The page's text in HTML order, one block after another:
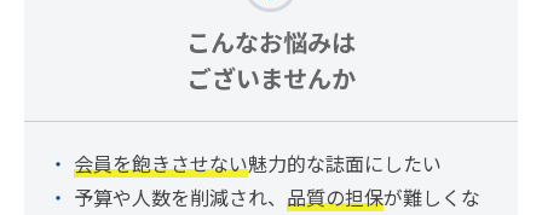
こんなお悩みは
ございませんか
会員を飽きさせない魅力的な誌面にしたい
予算や人数を削減され、 品質の担保が難しくな